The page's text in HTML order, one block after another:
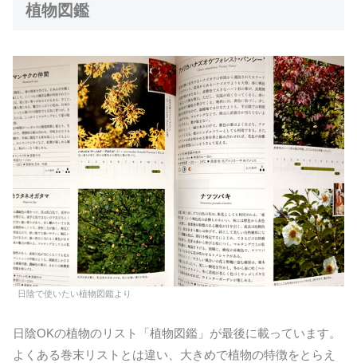
植物図鑑
日陰で使いたい植物図鑑より
日陰OKの植物のリスト「植物図鑑」が最後に載っています。
よくある巻末リストとは違い、大きめで植物の特徴をとらえ